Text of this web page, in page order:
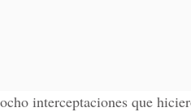
interceptaciones que